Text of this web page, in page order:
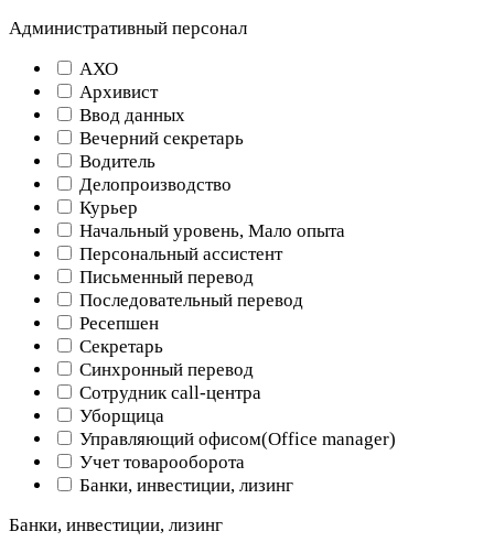
Административный персонал
АХО
Архивист
Ввод данных
Вечерний секретарь
Водитель
Делопроизводство
Курьер
Начальный уровень, Мало опыта
Персональный ассистент
Письменный перевод
Последовательный перевод
Ресепшен
Секретарь
Синхронный перевод
Сотрудник call-центра
Уборщица
Управляющий офисом(Оffice manager)
Учет товарооборота
Банки, инвестиции, лизинг
Банки, инвестиции, лизинг